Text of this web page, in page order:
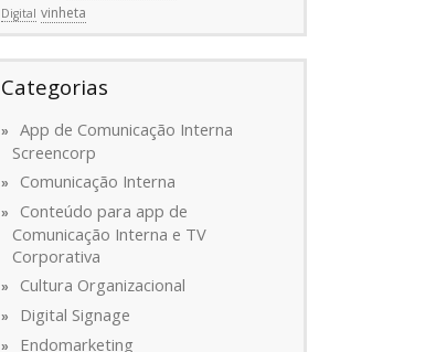
Digital vinheta
Categorias
App de Comunicação Interna
Screencorp
Comunicação Interna
Conteúdo para app de
Comunicação Interna e TV
Corporativa
Cultura Organizacional
Digital Signage
Endomarketing